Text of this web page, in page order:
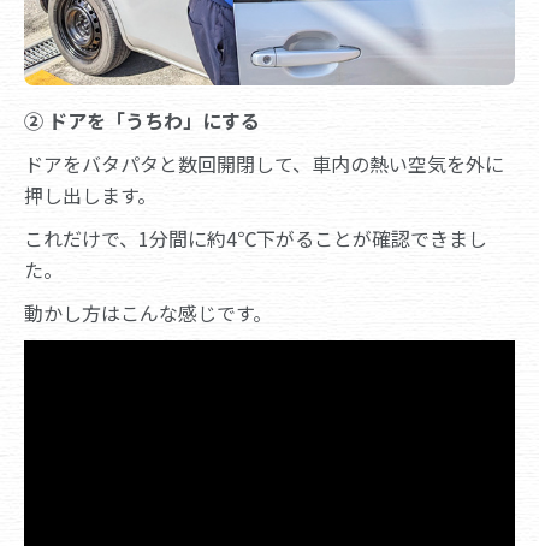
② ドアを「うちわ」にする
ドアをバタパタと数回開閉して、車内の熱い空気を外に
押し出します。
これだけで、1分間に約4℃下がることが確認できまし
た。
動かし方はこんな感じです。